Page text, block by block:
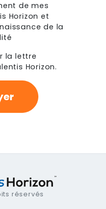
de mes
Horizon et
de la
la lettre
Horizon.
réservés